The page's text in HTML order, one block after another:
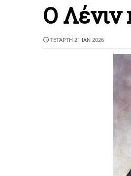
Ο Λένιν
ΤΕΤΆΡΤΗ 21 ΙΑΝ 2026